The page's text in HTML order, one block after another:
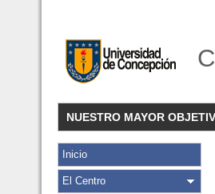
NUESTRO MAYOR
Inicio
El Centro